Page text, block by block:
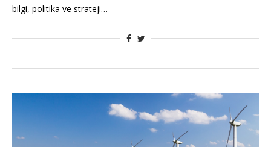
bilgi, politika ve strateji…